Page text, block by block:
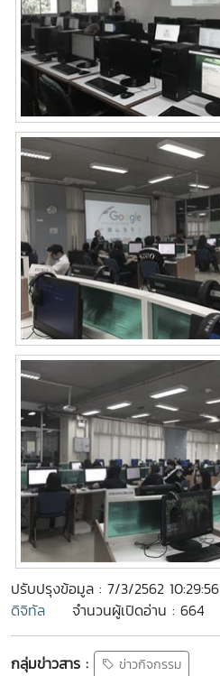
ปรับปรุงข้อมูล : 7/3/2562 10:29:56
ดิจิทัล
จำนวนผู้เปิดอ่าน : 664
กลุ่มข่าวสาร : ข่าวกิจกรรม